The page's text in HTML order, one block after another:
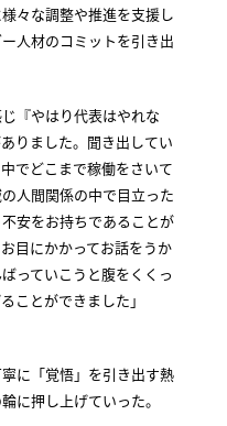
々な調整や推進を支援し
人材のコミットを引き出
『やはり代表はやれな
りました。聞き出してい
でどこまで稼働をさいて
人間関係の中で目立った
安をお持ちであることが
目にかかってお話をうか
っていこうと腹をくくっ
ことができました」
に「覚悟」を引き出す熱
に押し上げていった。